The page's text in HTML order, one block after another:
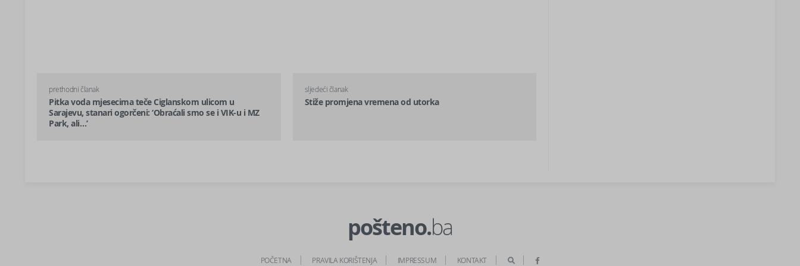
prethodni članak
Pitka voda mjesecima teče Ciglanskom ulicom u
Sarajevu, stanari ogorčeni: ‘Obraćali smo se i VIK-u i MZ
Park, ali…’
sljedeći članak
Stiže promjena vremena od utorka
pošteno.ba
POČETNA PRAVILA KORIŠTENJA IMPRESSUM KONTAKT